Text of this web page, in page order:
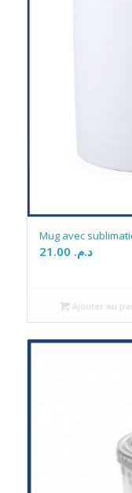
Mug avec
د.م.
Ajouter au